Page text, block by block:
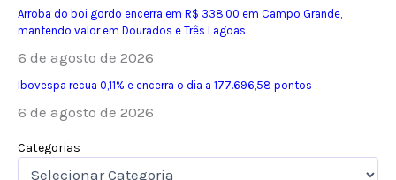
Arroba do boi gordo encerra em R$ 338,00 em Campo Grande,
mantendo valor em Dourados e Três Lagoas
6 de agosto de 2026
Ibovespa recua 0,11% e encerra o dia a 177.696,58 pontos
6 de agosto de 2026
Categorias